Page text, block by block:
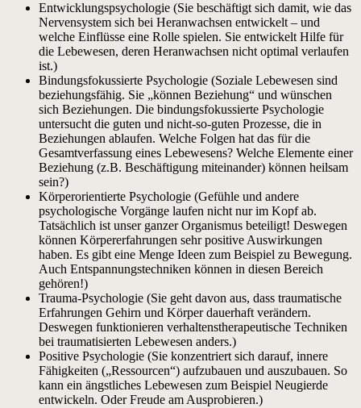
Entwicklungspsychologie (Sie beschäftigt sich damit, wie das
Nervensystem sich bei Heranwachsen entwickelt – und
welche Einflüsse eine Rolle spielen. Sie entwickelt Hilfe für
die Lebewesen, deren Heranwachsen nicht optimal verlaufen
ist.)
Bindungsfokussierte Psychologie (Soziale Lebewesen sind
beziehungsfähig. Sie „können Beziehung“ und wünschen
sich Beziehungen. Die bindungsfokussierte Psychologie
untersucht die guten und nicht-so-guten Prozesse, die in
Beziehungen ablaufen. Welche Folgen hat das für die
Gesamtverfassung eines Lebewesens? Welche Elemente einer
Beziehung (z.B. Beschäftigung miteinander) können heilsam
sein?)
Körperorientierte Psychologie (Gefühle und andere
psychologische Vorgänge laufen nicht nur im Kopf ab.
Tatsächlich ist unser ganzer Organismus beteiligt! Deswegen
können Körpererfahrungen sehr positive Auswirkungen
haben. Es gibt eine Menge Ideen zum Beispiel zu Bewegung.
Auch Entspannungstechniken können in diesen Bereich
gehören!)
Trauma-Psychologie (Sie geht davon aus, dass traumatische
Erfahrungen Gehirn und Körper dauerhaft verändern.
Deswegen funktionieren verhaltenstherapeutische Techniken
bei traumatisierten Lebewesen anders.)
Positive Psychologie (Sie konzentriert sich darauf, innere
Fähigkeiten („Ressourcen“) aufzubauen und auszubauen. So
kann ein ängstliches Lebewesen zum Beispiel Neugierde
entwickeln. Oder Freude am Ausprobieren.)